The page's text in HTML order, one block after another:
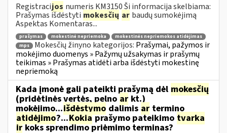
Registracijos numeris KM3150 Ši informacija skelbiama:
Prašymas išdėstyti mokesčių ar baudų sumokėjimą
Aspektas Komentaras...
prašymas mokestinė nepriemoka
mokestinės nepriemokos atidėjimas
mps
Mokesčių žinyno kategorijos: Prašymai, pažymos ir
mokėjimo duomenys » Pažymų užsakymas ir prašymų
teikimas » Prašymas atidėti arba išdėstyti mokestinę
nepriemoką
Kada įmonė gali pateikti prašymą dėl mokesčių
(pridėtinės vertės, pelno ar kt.)
mokėjimo...išdėstymo dalimis ar termino
atidėjimo?...Kokiaprašymo pateikimo tvarka
irkoks sprendimo priėmimo terminas?